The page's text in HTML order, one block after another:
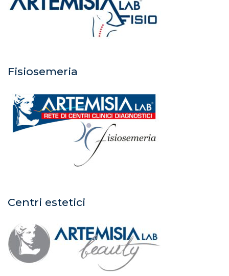
Fisiosemeria
Centri estetici